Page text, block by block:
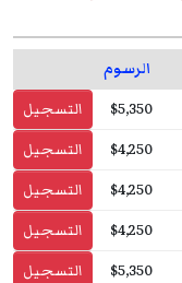
الرسوم
$5,350
التسجيل
$4,250
التسجيل
$4,250
التسجيل
$4,250
التسجيل
$5,350
التسجيل